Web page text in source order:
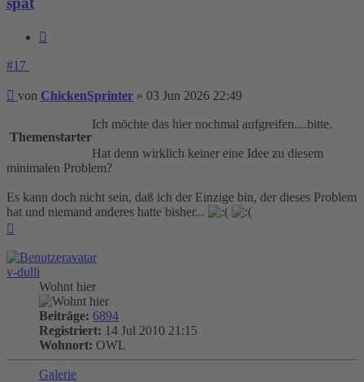
#17
Beitrag
von ChickenSprinter » 03 Jun 2026 22:49
Themenstarter
Ich möchte das hier nochmal aufgreifen....bitte.
Hat denn wirklich keiner eine Idee zu diesem
minimalen Problem?
Es kann doch nicht sein, daß ich der Einzige bin, der dieses Problem
hat und niemand anderes hatte bisher...
v-dulli
Wohnt hier
Beiträge: 6894
Registriert: 14 Jul 2010 21:15
Wohnort: OWL
Galerie